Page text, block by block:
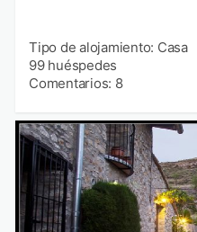
Tipo de alojamiento: Casa
99 huéspedes
Comentarios: 8